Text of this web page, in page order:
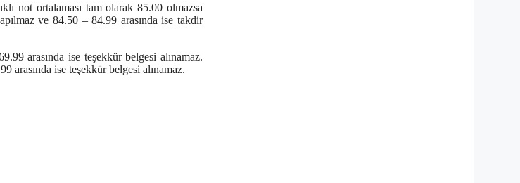
not ortalaması tam olarak 85.00 olmazsa
ve 84.50 – 84.99 arasında ise takdir
arasında ise teşekkür belgesi alınamaz.
arasında ise teşekkür belgesi alınamaz.